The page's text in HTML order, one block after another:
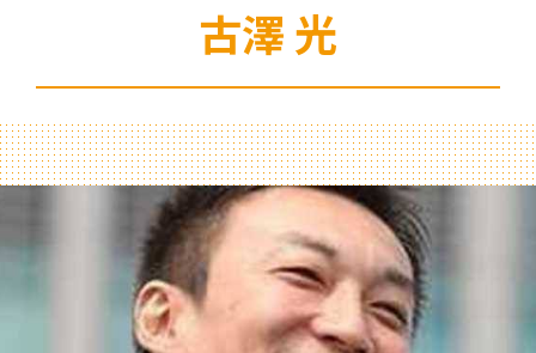
古澤 光